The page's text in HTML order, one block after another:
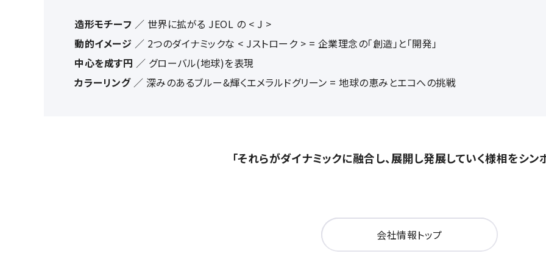
造形モチーフ ／ 世界に拡がる JEOL の < J >
動的イメージ ／ 2つのダイナミックな < Jストローク > = 企業理念の「創造」と「開発」
中心を成す円 ／ グローバル(地球)を表現
カラーリング／ 深みのあるブルー&輝くエメラルドグリーン = 地球の恵みとエコへの挑戦
「それらがダイナミックに融合し、展開し発展していく様相をシン
会社情報トップ